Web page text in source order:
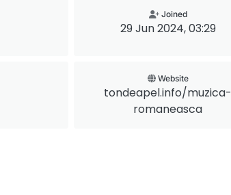
Joined
29 Jun 2024, 03:29
Website
tondeapel.info/muzica-
romaneasca